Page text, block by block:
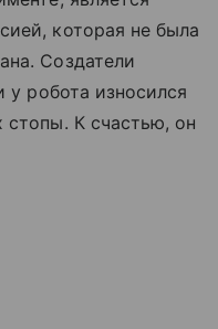
которая не была
Создатели
у робота износился
К счастью, он